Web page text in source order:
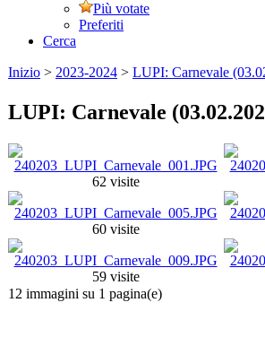
Più votate
Preferiti
Cerca
Inizio > 2023-2024 > LUPI: Carnevale
LUPI: Carnevale
62 visite
60 visite
59 visite
12 immagini su 1 pagina(e)